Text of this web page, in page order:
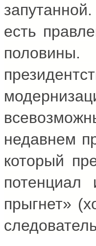
есть
недавнем
который
прыгнет»